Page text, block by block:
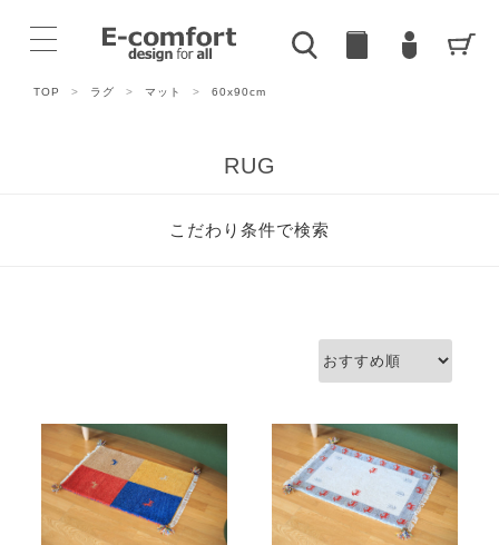
TOP > ラグ > マット > 60x90cm
RUG
こだわり条件で検索